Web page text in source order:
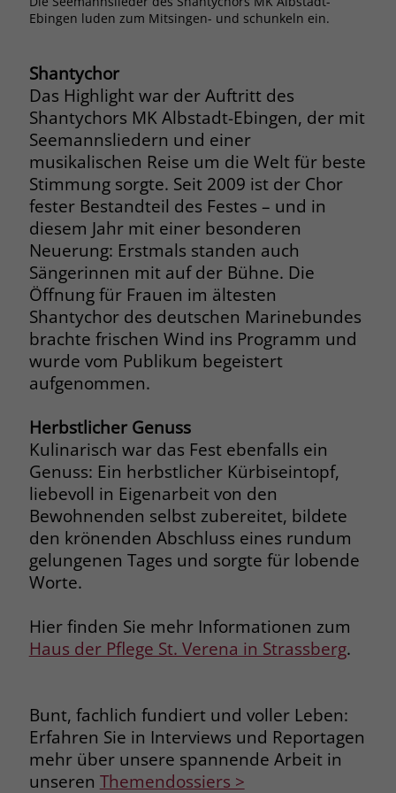
Ebingen luden zum Mitsingen- und schunkeln ein.
Shantychor
Das Highlight war der Auftritt des
Shantychors MK Albstadt-Ebingen, der mit
Seemannsliedern und einer
musikalischen Reise um die Welt für beste
Stimmung sorgte. Seit 2009 ist der Chor
fester Bestandteil des Festes – und in
diesem Jahr mit einer besonderen
Neuerung: Erstmals standen auch
Sängerinnen mit auf der Bühne. Die
Öffnung für Frauen im ältesten
Shantychor des deutschen Marinebundes
brachte frischen Wind ins Programm und
wurde vom Publikum begeistert
aufgenommen.
Herbstlicher Genuss
Kulinarisch war das Fest ebenfalls ein
Genuss: Ein herbstlicher Kürbiseintopf,
liebevoll in Eigenarbeit von den
Bewohnenden selbst zubereitet, bildete
den krönenden Abschluss eines rundum
gelungenen Tages und sorgte für lobende
Worte.
Hier finden Sie mehr Informationen zum
Haus der Pflege St. Verena in Strassberg.
Bunt, fachlich fundiert und voller Leben:
Erfahren Sie in Interviews und Reportagen
mehr über unsere spannende Arbeit in
unseren Themendossiers >
Anbieter
Laufzeit Session
Zweck
Behält die Zustände des Benutzers bei
allen Seitenanfragen bei.
Name cookie_optin
Anbieter www.stiftung-liebenau.de
Laufzeit 1 Monat
Zweck
Behält die Zustimmung des Benutzers
zum Cookie Opt-In
Name __cf_bm
Anbieter .fonts.net
Laufzeit 30 Minuten
Zweck
This cookie, set by Cloudflare, is used to
support Cloudflare Bot Management.
Anbieter jobs.stiftung-liebenau.de
Zweck
Behält die Zustände des Benutzers bei
allen Seitenanfragen bei.
Browsers und die Einstellungen
derselben Website durchgeführt
werden, mit derselben
Benutzerkennung verknüpft werden.
Name _clsk
Anbieter www.clarity.ms
Laufzeit 1 Jahr
Zweck
Microsoft Clarity setzt dieses Cookie,
um die Seitenaufrufe eines Benutzers
zu speichern und in einer einzigen
Sitzungsaufzeichnung
zusammenzufassen.
Name _gcl_au
Anbieter Google Ads
Laufzeit 90 Tage
Zweck Enthält eine zufallsgenerierte User-ID.
Anbieter Google Ads
Dieses Cookie wird gesetzt, wenn ein
User über einen Klick auf eine Google
Werbeanzeige auf die Website gelangt.
Es enthält Informationen darüber,